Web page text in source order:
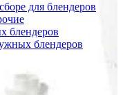
для блендеров
блендеров
блендеров